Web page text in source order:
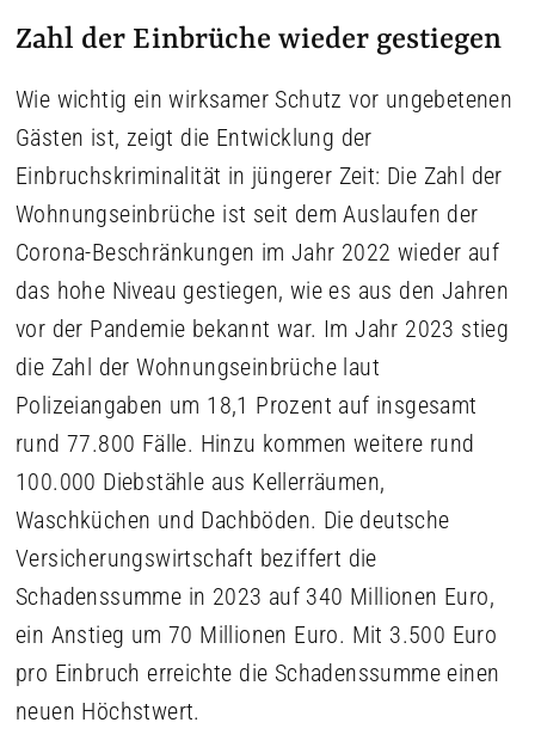
Zahl der Einbrüche wieder gestiegen
Wie wichtig ein wirksamer Schutz vor ungebetenen
Gästen ist, zeigt die Entwicklung der
Einbruchskriminalität in jüngerer Zeit: Die Zahl der
Wohnungseinbrüche ist seit dem Auslaufen der
Corona-Beschränkungen im Jahr 2022 wieder auf
das hohe Niveau gestiegen, wie es aus den Jahren
vor der Pandemie bekannt war. Im Jahr 2023 stieg
die Zahl der Wohnungseinbrüche laut
Polizeiangaben um 18,1 Prozent auf insgesamt
rund 77.800 Fälle. Hinzu kommen weitere rund
100.000 Diebstähle aus Kellerräumen,
Waschküchen und Dachböden. Die deutsche
Versicherungswirtschaft beziffert die
Schadenssumme in 2023 auf 340 Millionen Euro,
ein Anstieg um 70 Millionen Euro. Mit 3.500 Euro
pro Einbruch erreichte die Schadenssumme einen
neuen Höchstwert.